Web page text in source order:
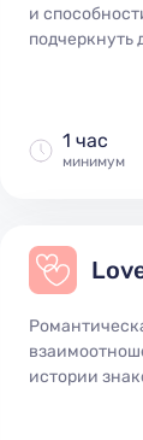
и
подчеркнуть
1 час
минимум
истории